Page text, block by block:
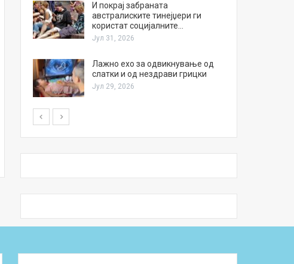
И покрај забраната
австралиските тинејџери ги
користат социјалните…
Јул 31, 2026
Лажно ехо за одвикнување од
слатки и од нездрави грицки
Јул 29, 2026